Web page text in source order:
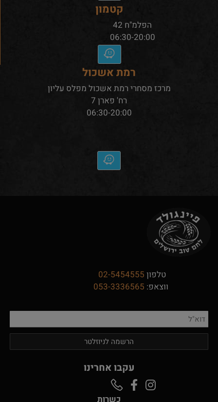
קטמון
הפלמ"ח 42
06:30-20:00
רמת אשכול
מרכז מסחרי רמת אשכול מפלס עליון
רח' פארן 7
06:30-20:00
טלפון 02-5454555
ווצאפ: 053-3336565
עקבו אחרינו
כשרות